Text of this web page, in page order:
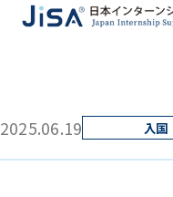
2025.06.19